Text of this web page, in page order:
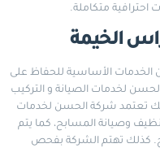
متكاملة.
الخيمة
الأساسية للحفاظ على
لخدمات الصيانة و التركيب
تعتمد شركة الحسن لخدمات
وصيانة المسابح، كما يتم
كذلك تهتم الشركة بفحص